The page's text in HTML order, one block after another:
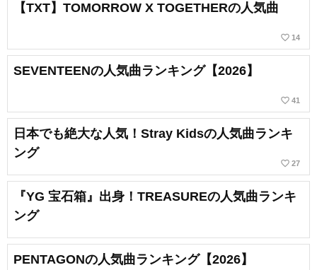
【TXT】TOMORROW X TOGETHERの人気曲
favorite_border 14
SEVENTEENの人気曲ランキング【2026】
favorite_border 41
日本でも絶大な人気！Stray Kidsの人気曲ランキ
ング
favorite_border 27
『YG 宝石箱』出身！TREASUREの人気曲ランキ
ング
PENTAGONの人気曲ランキング【2026】